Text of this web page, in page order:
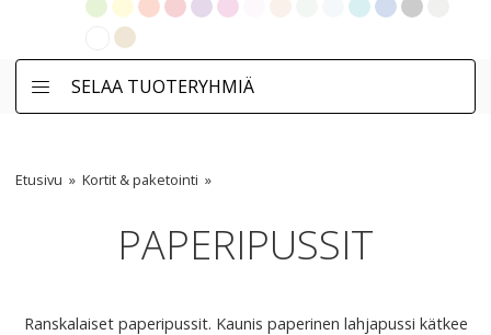
SELAA TUOTERYHMIÄ
Etusivu Kortit & paketointi
PAPERIPUSSIT
Ranskalaiset paperipussit. Kaunis paperinen lahjapussi kätkee